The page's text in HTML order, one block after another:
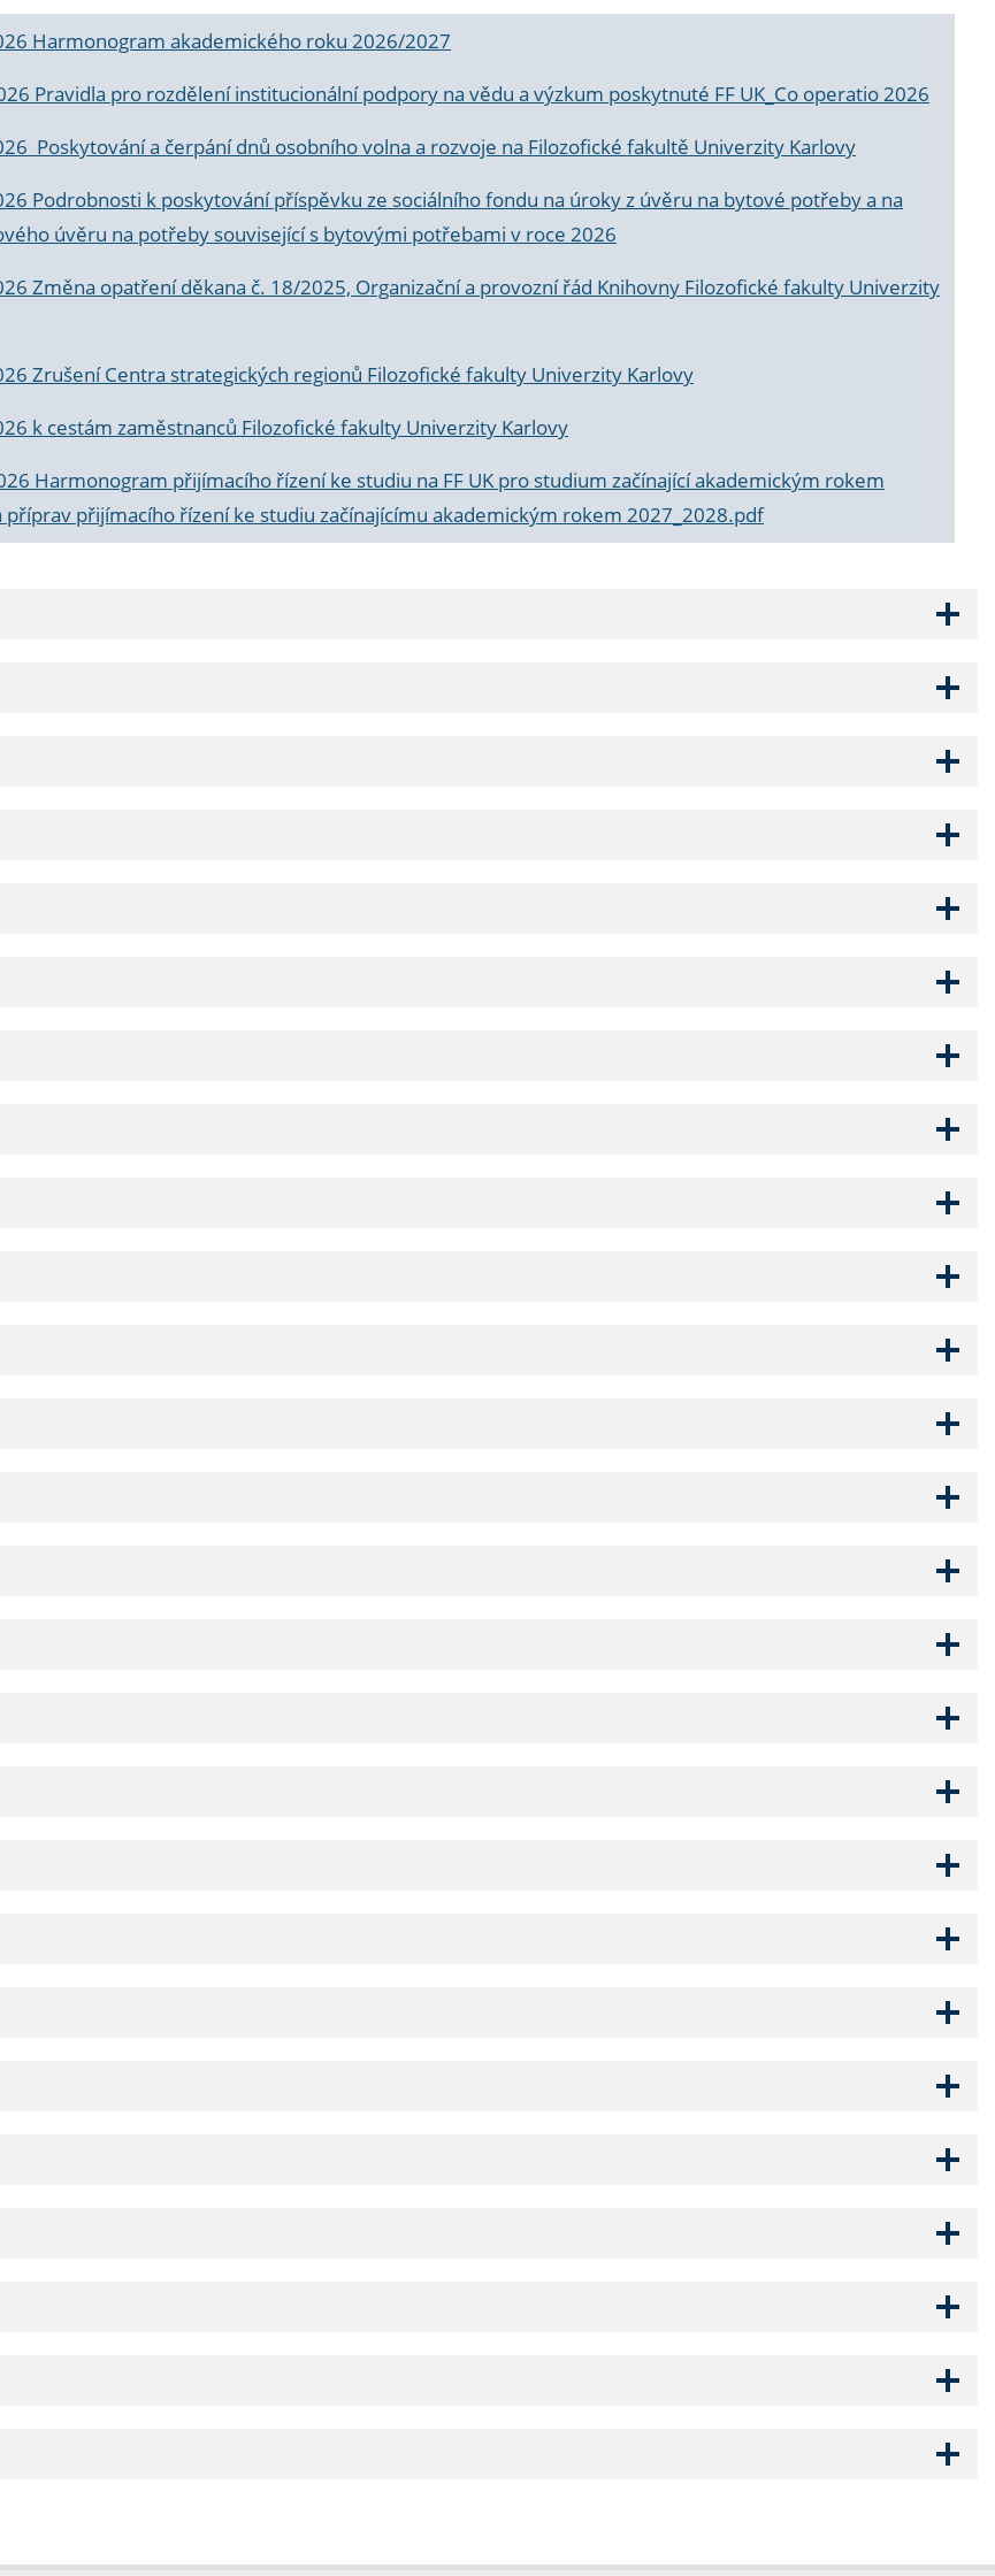
Harmonogram akademického roku 2026/2027
Pravidla pro rozdělení institucionální podpory na vědu a výzkum poskytnuté FF UK_Co operatio 2026
Poskytování a čerpání dnů osobního volna a rozvoje na Filozofické fakultě Univerzity Karlovy
Podrobnosti k poskytování příspěvku ze sociálního fondu na úroky z úvěru na bytové potřeby a na
úvěru na potřeby související s bytovými potřebami v roce 2026
Změna opatření děkana č. 18/2025, Organizační a provozní řád Knihovny Filozofické fakulty Univerzity
Zrušení Centra strategických regionů Filozofické fakulty Univerzity Karlovy
k cestám zaměstnanců Filozofické fakulty Univerzity Karlovy
Harmonogram přijímacího řízení ke studiu na FF UK pro studium začínající akademickým rokem
příprav přijímacího řízení ke studiu začínajícímu akademickým rokem 2027_2028.pdf